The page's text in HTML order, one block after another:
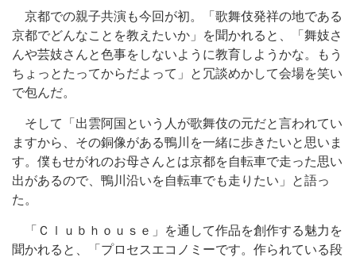
京都での親子共演も今回が初。「歌舞伎発祥の地である
京都でどんなことを教えたいか」を聞かれると、「舞妓さ
んや芸妓さんと色事をしないように教育しようかな。もう
ちょっとたってからだよって」と冗談めかして会場を笑い
で包んだ。
そして「出雲阿国という人が歌舞伎の元だと言われてい
ますから、その銅像がある鴨川を一緒に歩きたいと思いま
す。僕もせがれのお母さんとは京都を自転車で走った思い
出があるので、鴨川沿いを自転車でも走りたい」と語っ
た。
「Ｃｌｕｂｈｏｕｓｅ」を通して作品を創作する魅力を
聞かれると、「プロセスエコノミーです。作られている段